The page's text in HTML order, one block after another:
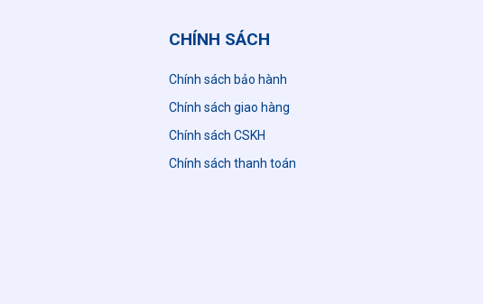
CHÍNH SÁCH
Chính sách bảo hành
Chính sách giao hàng
Chính sách CSKH
Chính sách thanh toán